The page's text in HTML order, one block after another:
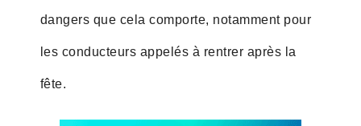
dangers que cela comporte, notamment pour
les conducteurs appelés à rentrer après la
fête.